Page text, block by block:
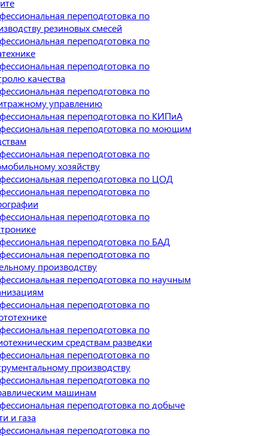
переподготовка по
резиновых смесей
переподготовка по
переподготовка по
качества
переподготовка по
управлению
переподготовка по КИПиА
переподготовка по моющим
переподготовка по
хозяйству
переподготовка по ЦОД
переподготовка по
переподготовка по
переподготовка по БАД
переподготовка по
производству
переподготовка по научным
переподготовка по
переподготовка по
средствам разведки
переподготовка по
производству
переподготовка по
машинам
переподготовка по добыче
и газа
переподготовка по